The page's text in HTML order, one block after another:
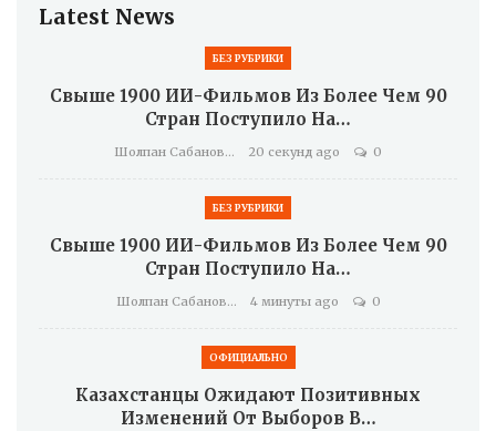
Latest News
БЕЗ РУБРИКИ
Свыше 1900 ИИ-Фильмов Из Более Чем 90
Стран Поступило На…
Шолпан Сабанова 20 секунд ago 0
БЕЗ РУБРИКИ
Свыше 1900 ИИ-Фильмов Из Более Чем 90
Стран Поступило На…
Шолпан Сабанова 4 минуты ago 0
ОФИЦИАЛЬНО
Казахстанцы Ожидают Позитивных
Изменений От Выборов В…